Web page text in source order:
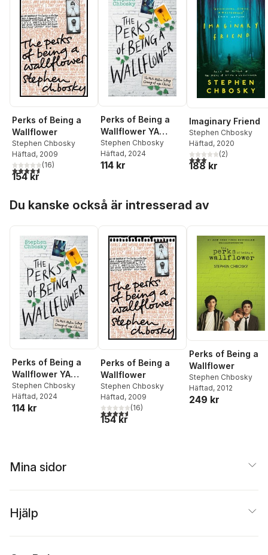
Perks of Being a
Wallflower
Stephen Chbosky
Häftad, 2009
4,6utav 5 stjärnor. Totalt antal röster:
(16)
154 kr
Perks of Being a
Wallflower YA
Edition
Stephen Chbosky
Häftad, 2024
114 kr
Imaginary Friend
Stephen Chbosky
Häftad, 2020
3,0utav 5 stjärnor.
(2)
188 kr
Du kanske också är intresserad av
Perks of Being a
Wallflower YA
Edition
Stephen Chbosky
Häftad, 2024
114 kr
Perks of Being a
Wallflower
Stephen Chbosky
Häftad, 2009
4,6utav 5 stjärnor. Totalt antal röster:
(16)
154 kr
Perks of Being a
Wallflower
Stephen Chbosky
Häftad, 2012
249 kr
Mina sidor
Hjälp